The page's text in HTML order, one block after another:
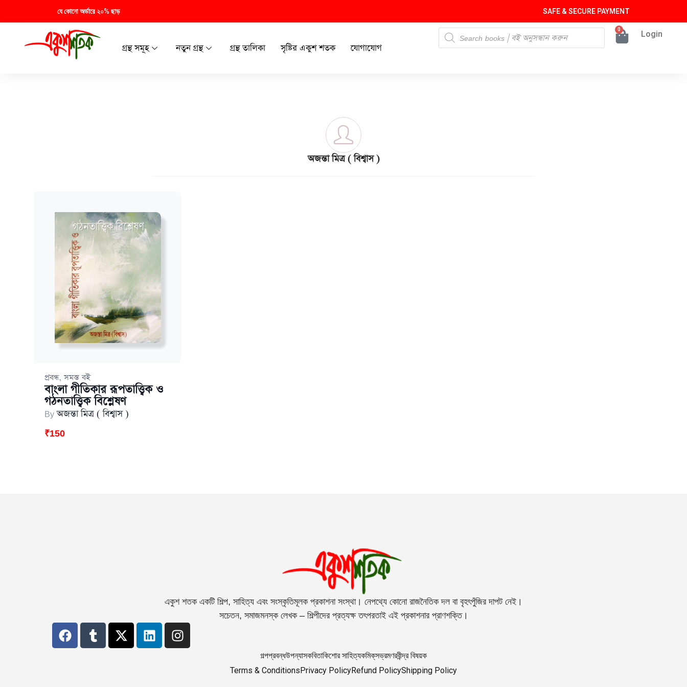
যে কোনো অর্ডারে ২০% ছাড় SAFE & SECURE PAYMENT
গ্রন্থ সমূহ নতুন গ্রন্থ গ্রন্থ তালিকা সৃষ্টির একুশ শতক যোগাযোগ
0 Login
অজন্তা মিত্র ( বিশ্বাস )
প্রবন্ধ,সমস্ত বই
বাংলা গীতিকার রূপতাত্ত্বিক ও
গঠনতাত্ত্বিক বিশ্লেষণ
Byঅজন্তা মিত্র ( বিশ্বাস )
₹150
একুশ শতক একটি শিল্প, সাহিত্য এবং সংস্কৃতিমূলক প্রকাশনা সংস্থা। নেপথ্যে কোনো রাজনৈতিক দল বা বৃহৎপুঁজির দাপট নেই।
সচেতন, সমাজমনস্ক লেখক – শিল্পীদের প্রত্যক্ষ তৎপরতাই এই প্রকাশনার প্রাণশক্তি।
গল্পপ্রবন্ধউপন্যাসকবিতাকিশোর সাহিত্যকমিক্‌সভ্রমণরবীন্দ্র বিষয়ক
Terms & Conditions Privacy PolicyRefund PolicyShipping Policy